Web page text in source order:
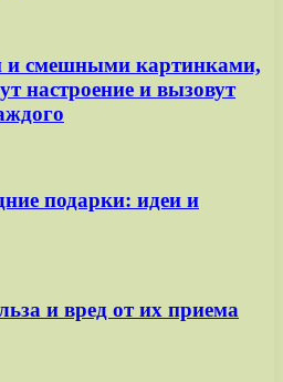
и смешными картинками,
настроение и вызовут
подарки: идеи и
и вред от их приема